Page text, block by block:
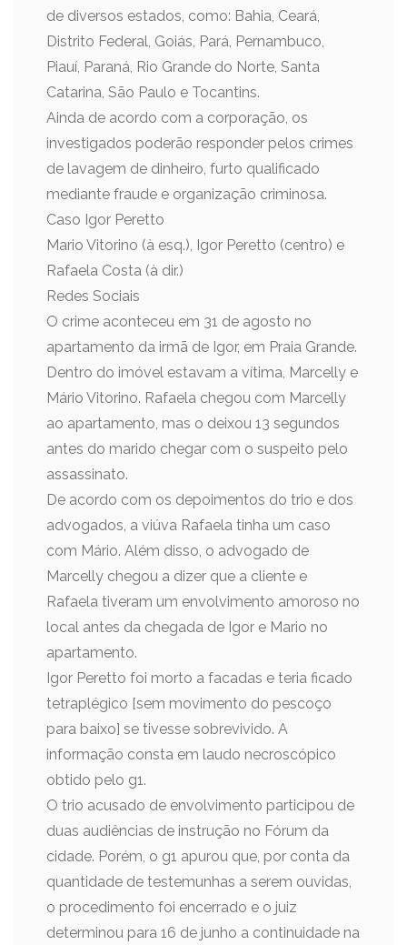
de diversos estados, como: Bahia, Ceará,
Distrito Federal, Goiás, Pará, Pernambuco,
Piauí, Paraná, Rio Grande do Norte, Santa
Catarina, São Paulo e Tocantins.
Ainda de acordo com a corporação, os
investigados poderão responder pelos crimes
de lavagem de dinheiro, furto qualificado
mediante fraude e organização criminosa.
Caso Igor Peretto
Mario Vitorino (à esq.), Igor Peretto (centro) e
Rafaela Costa (à dir.)
Redes Sociais
O crime aconteceu em 31 de agosto no
apartamento da irmã de Igor, em Praia Grande.
Dentro do imóvel estavam a vítima, Marcelly e
Mário Vitorino. Rafaela chegou com Marcelly
ao apartamento, mas o deixou 13 segundos
antes do marido chegar com o suspeito pelo
assassinato.
De acordo com os depoimentos do trio e dos
advogados, a viúva Rafaela tinha um caso
com Mário. Além disso, o advogado de
Marcelly chegou a dizer que a cliente e
Rafaela tiveram um envolvimento amoroso no
local antes da chegada de Igor e Mario no
apartamento.
Igor Peretto foi morto a facadas e teria ficado
tetraplégico [sem movimento do pescoço
para baixo] se tivesse sobrevivido. A
informação consta em laudo necroscópico
obtido pelo g1.
O trio acusado de envolvimento participou de
duas audiências de instrução no Fórum da
cidade. Porém, o g1 apurou que, por conta da
quantidade de testemunhas a serem ouvidas,
o procedimento foi encerrado e o juiz
determinou para 16 de junho a continuidade na